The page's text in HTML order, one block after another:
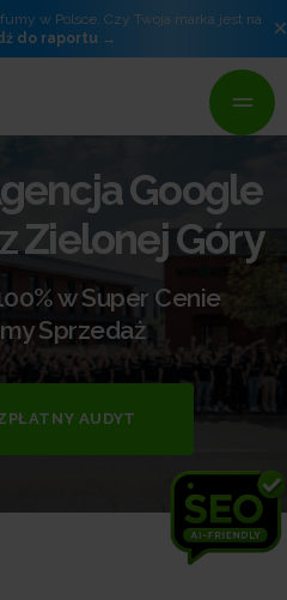
w Polsce. Czy Twoja marka jest na
do raportu ×
Google
Zielonej Góry
w Super Cenie
Sprzedaż
AUDYT